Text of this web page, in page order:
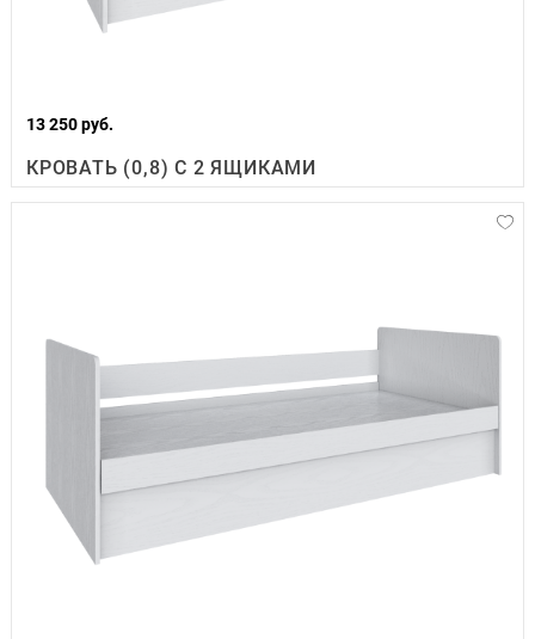
13 250 руб.
КРОВАТЬ (0,8) С 2 ЯЩИКАМИ